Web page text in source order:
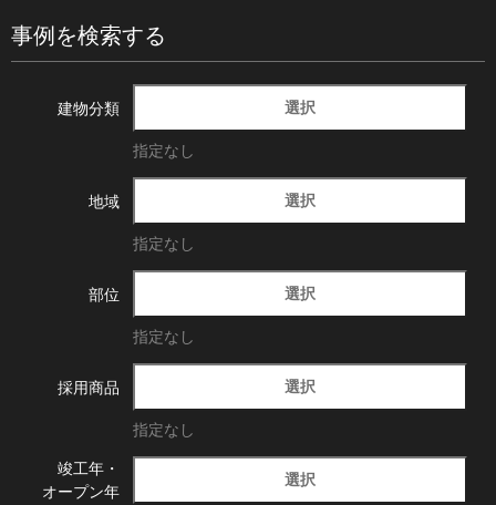
事例を検索する
建物分類 選択
指定なし
地域 選択
指定なし
部位 選択
指定なし
採用商品 選択
指定なし
竣工年・
オープン年
選択